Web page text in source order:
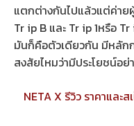
แตกต่างกันไปแล้วแต่ค่าย
Tr ip B และ Tr ip 1หรือ
มันก็คือตัวเดียวกัน มีหลัก
สงสัยไหมว่ามีประโยชน์อย่
NETA X รีวิว ราคาและ